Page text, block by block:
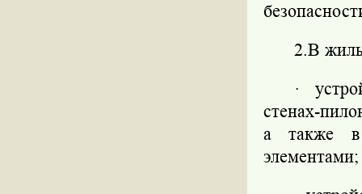
2.В
·
стенах-
а также в
элементами;